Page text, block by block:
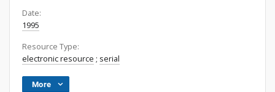
Date:
1995
Resource Type:
electronic resource ; serial
More